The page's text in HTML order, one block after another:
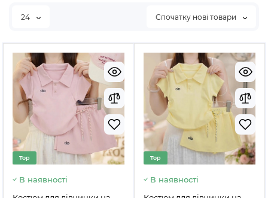
24 Спочатку нові товари
Top
В наявності
Top
В наявності